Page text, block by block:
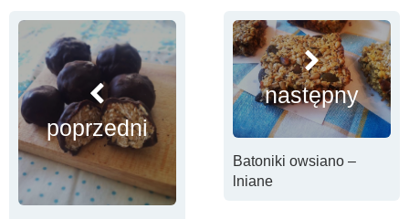
poprzedni
następny
Batoniki owsiano –
lniane